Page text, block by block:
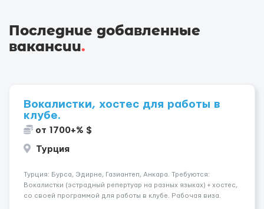
Последние добавленные
вакансии.
Вокалистки, хостес для работы в
клубе.
от 1700+% $
Турция
Турция: Бурса, Эдирне, Газиантеп, Анкара. Требуются:
Вокалистки (эстрадный репертуар на разных языках) + хостеc,
со своей программой для работы в клубе. Рабочая виза.